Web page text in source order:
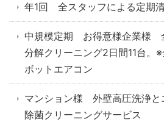
年1回 全スタッフによる定期
中規模定期 お得意様企業様
分解クリーニング2日間11台。
ボットエアコン
マンション様 外壁高圧洗浄と
除菌クリーニングサービス